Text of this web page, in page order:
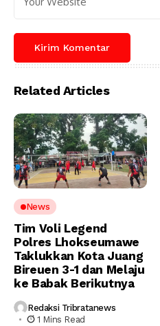
Related Articles
News
Tim Voli Legend
Polres Lhokseumawe
Taklukkan Kota Juang
Bireuen 3-1 dan Melaju
ke Babak Berikutnya
Redaksi Tribratanews
1 Mins Read